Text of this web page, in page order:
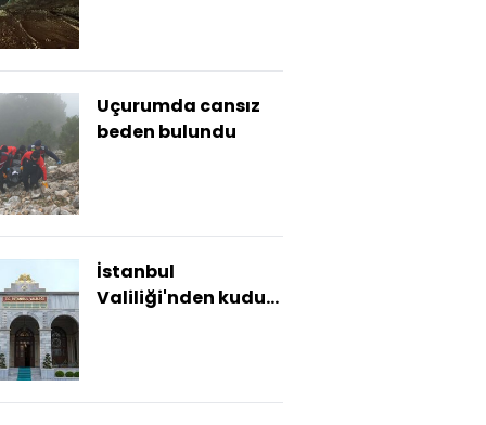
Uçurumda cansız
beden bulundu
İstanbul
Valiliği'nden kuduz